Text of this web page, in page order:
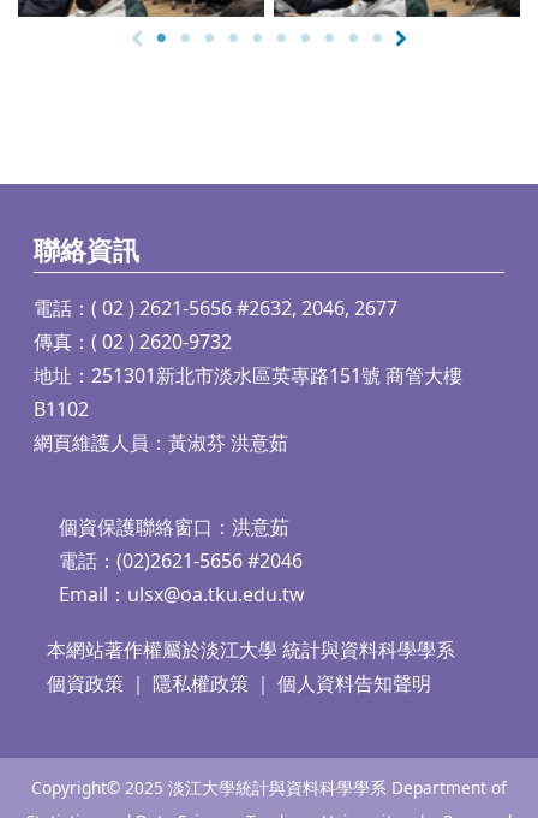
聯絡資訊
電話：( 02 ) 2621-5656 #2632, 2046, 2677
傳真：( 02 ) 2620-9732
地址：251301新北市淡水區英專路151號 商管大樓
B1102
網頁維護人員：黃淑芬 洪意茹
個資保護聯絡窗口：洪意茹
電話：(02)2621-5656 #2046
Email： ulsx@oa.tku.edu.tw
本網站著作權屬於淡江大學 統計與資料科學學系
個資政策｜ 隱私權政策｜ 個人資料告知聲明
Copyright© 2025 淡江大學統計與資料科學學系 Department of